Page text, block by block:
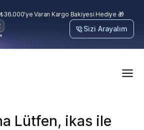
₺36.000’ye Varan Kargo Bakiyesi Hediye 🎁
Sizi Arayalım
Lütfen, ikas ile